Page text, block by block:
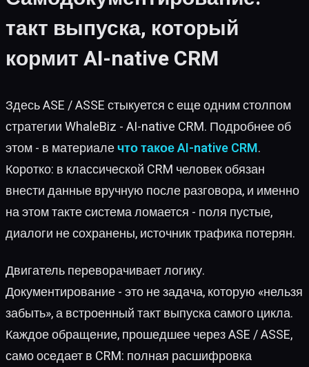
такт выпуска, который
кормит AI-native CRM
Здесь ASE / ASSE стыкуется с еще одним столпом
стратегии WhaleBiz - AI-native CRM. Подробнее об
этом - в материалечто такое AI-native CRM.
Коротко: в классической CRM человек обязан
внести данные вручную после разговора, и именно
на этом такте система ломается - поля пустые,
диалоги не сохранены, источник трафика потерян.
Двигатель переворачивает логику.
Документирование - это не задача, которую «нельзя
забыть», а встроенный такт выпуска самого цикла.
Каждое обращение, прошедшее через ASE / ASSE,
само оседает в CRM: полная расшифровка